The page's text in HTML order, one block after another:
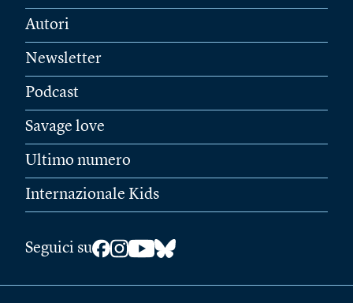
Autori
Newsletter
Podcast
Savage love
Ultimo numero
Internazionale Kids
Seguici su